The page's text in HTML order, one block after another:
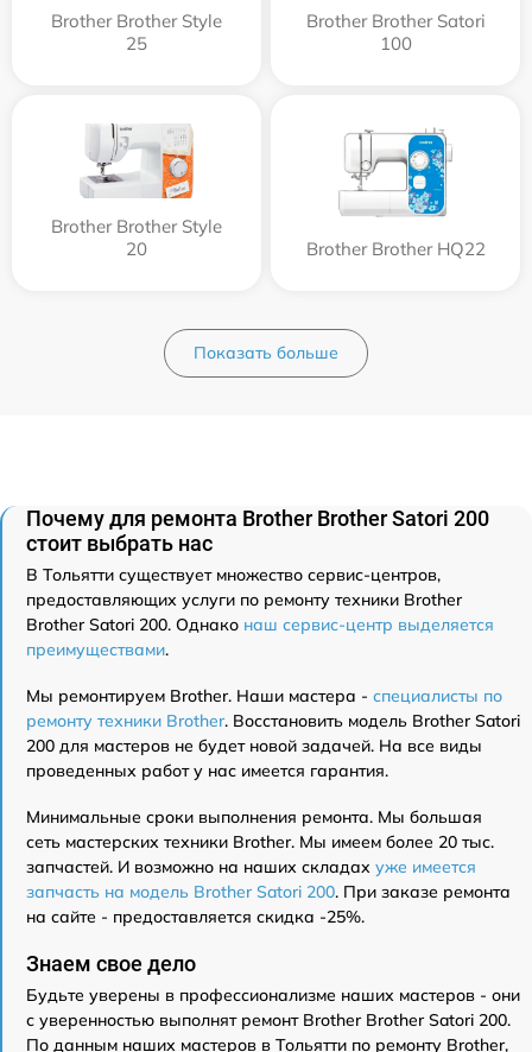
Brother Brother Style
25
Brother Brother Satori
100
Brother Brother Style
20
Brother Brother HQ22
Показать больше
Почему для ремонта Brother Brother Satori 200
стоит выбрать нас
В Тольятти существует множество сервис-центров,
предоставляющих услуги по ремонту техники Brother
Brother Satori 200. Однако наш сервис-центр выделяется
преимуществами.
Мы ремонтируем Brother. Наши мастера - специалисты по
ремонту техники Brother. Восстановить модель Brother Satori
200 для мастеров не будет новой задачей. На все виды
проведенных работ у нас имеется гарантия.
Минимальные сроки выполнения ремонта. Мы большая
сеть мастерских техники Brother. Мы имеем более 20 тыс.
запчастей. И возможно на наших складах уже имеется
запчасть на модель Brother Satori 200. При заказе ремонта
на сайте - предоставляется скидка -25%.
Знаем свое дело
Будьте уверены в профессионализме наших мастеров - они
с уверенностью выполнят ремонт Brother Brother Satori 200.
По данным наших мастеров в Тольятти по ремонту Brother,